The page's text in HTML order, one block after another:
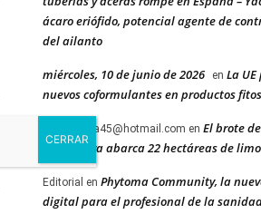
ácaro eriófido, potencial agente de
del ailanto
miércoles, 10 de junio de 2026 en La
nuevos coformulantes en productos
juancervera45@hotmail.com en El brote de
Alicante ya abarca 22 hectáreas de
Editorial en Phytoma Community, la
digital para el profesional de la